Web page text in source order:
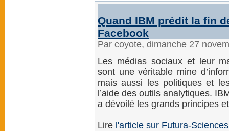
Quand IBM prédit la fin
Facebook
Par coyote, dimanche 27
Les médias sociaux et leur
sont une véritable mine
mais aussi les politiques et
l’aide des outils analytiques.
a dévoilé les grands principes
Lire l'article sur Futura-Sciences